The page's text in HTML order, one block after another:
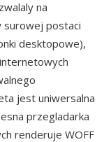
na
surowej postaci
desktopowe),
jest uniwersalna
przegladarka
renderuje WOFF